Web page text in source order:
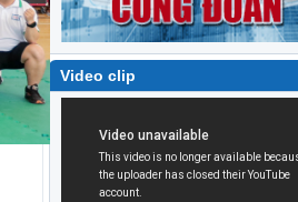
Video clip